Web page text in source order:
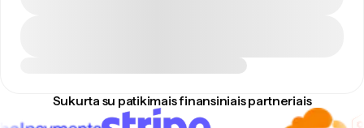
Sukurta su patikimais finansiniais partneriais